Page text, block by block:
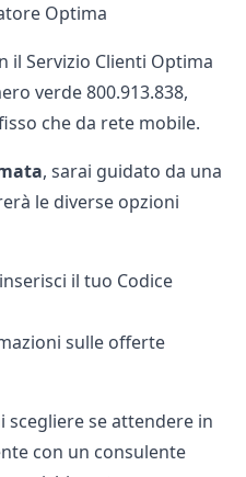
Optima
Servizio Clienti Optima
verde 800.913.838,
che da rete mobile.
, sarai guidato da una
le diverse opzioni
il tuo Codice
sulle offerte
se attendere in
con un consulente